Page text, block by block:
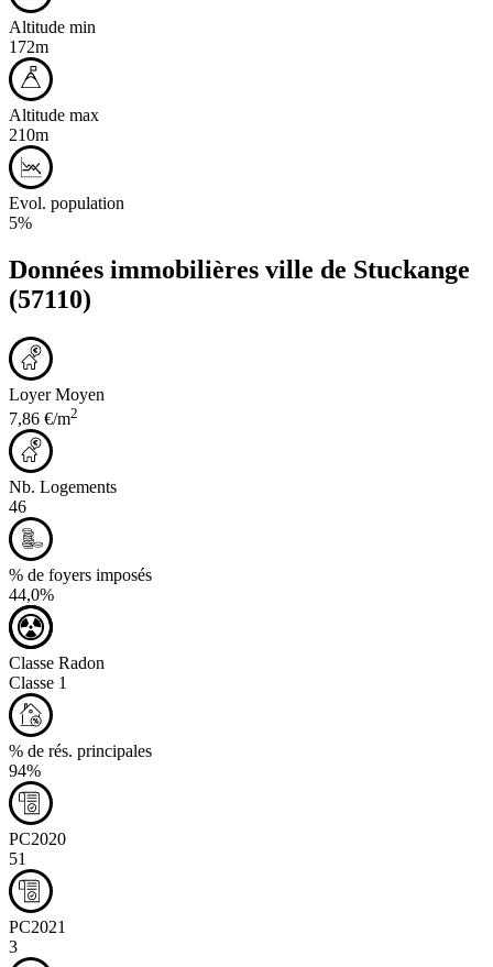
Altitude min
172m
Altitude max
210m
Evol. population
5%
Données immobilières ville de Stuckange
(57110)
Loyer Moyen
7,86 €/m2
Nb. Logements
46
% de foyers imposés
44,0%
Classe Radon
Classe 1
% de rés. principales
94%
PC2020
51
PC2021
3